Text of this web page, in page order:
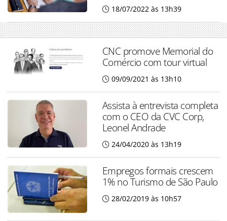
18/07/2022 às 13h39
CNC promove Memorial do
Comércio com tour virtual
09/09/2021 às 13h10
Assista à entrevista completa
com o CEO da CVC Corp,
Leonel Andrade
24/04/2020 às 13h19
Empregos formais crescem
1% no Turismo de São Paulo
28/02/2019 às 10h57